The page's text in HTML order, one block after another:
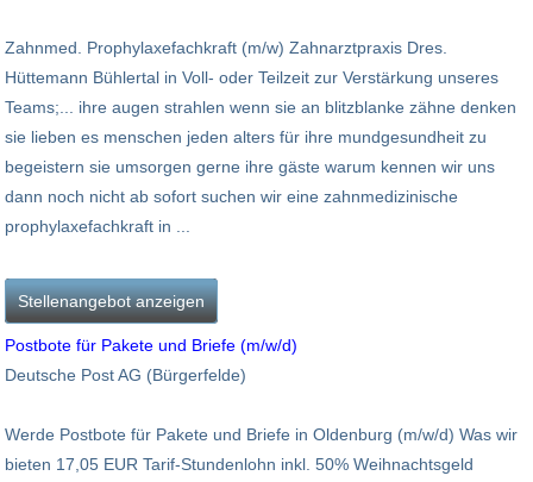
Zahnmed. Prophylaxefachkraft (m/w) Zahnarztpraxis Dres.
Hüttemann Bühlertal in Voll- oder Teilzeit zur Verstärkung unseres
Teams;... ihre augen strahlen wenn sie an blitzblanke zähne denken
sie lieben es menschen jeden alters für ihre mundgesundheit zu
begeistern sie umsorgen gerne ihre gäste warum kennen wir uns
dann noch nicht ab sofort suchen wir eine zahnmedizinische
prophylaxefachkraft in ...
Stellenangebot anzeigen
Postbote für Pakete und Briefe (m/w/d)
Deutsche Post AG (Bürgerfelde)
Werde Postbote für Pakete und Briefe in Oldenburg (m/w/d) Was wir
bieten 17,05 EUR Tarif-Stundenlohn inkl. 50% Weihnachtsgeld